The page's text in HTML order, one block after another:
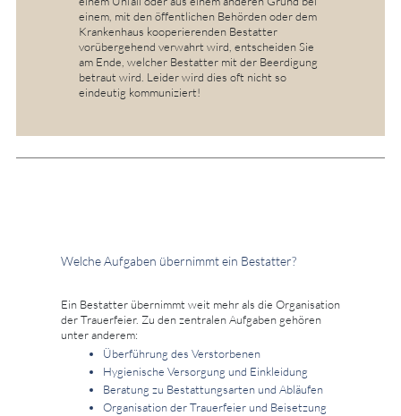
einem, mit den öffentlichen Behörden oder dem
Krankenhaus kooperierenden Bestatter
vorübergehend verwahrt wird, entscheiden Sie
am Ende, welcher Bestatter mit der Beerdigung
betraut wird. Leider wird dies oft nicht so
eindeutig kommuniziert!
Welche Aufgaben übernimmt ein Bestatter?
Ein Bestatter übernimmt weit mehr als die Organisation
der Trauerfeier. Zu den zentralen Aufgaben gehören
unter anderem:
Überführung des Verstorbenen
Hygienische Versorgung und Einkleidung
Beratung zu Bestattungsarten und Abläufen
Organisation der Trauerfeier und Beisetzung